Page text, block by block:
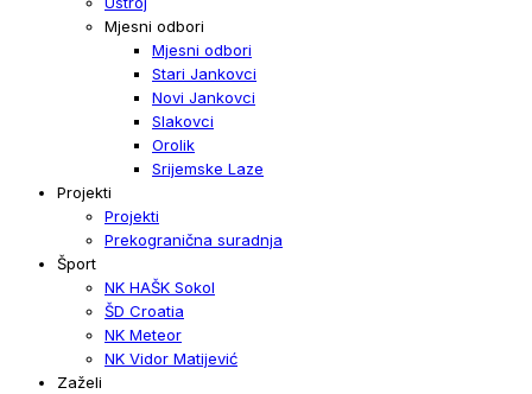
Mjesni odbori
Mjesni odbori
Stari Jankovci
Novi Jankovci
Slakovci
Orolik
Srijemske Laze
Projekti
Projekti
Prekogranična suradnja
Šport
NK HAŠK Sokol
ŠD Croatia
NK Meteor
NK Vidor Matijević
Zaželi